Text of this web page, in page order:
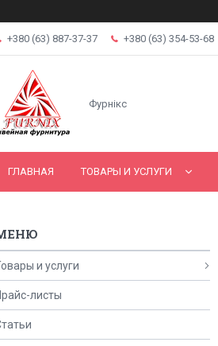
+380 (63) 887-37-37 +380 (63) 354-53-68
Фурнікс
ГЛАВНАЯ ТОВАРЫ И УСЛУГИ
и услуги
листы